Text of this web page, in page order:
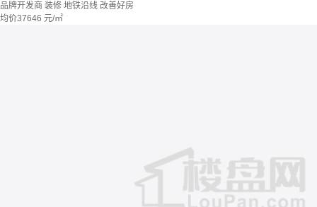
品牌开发商 装修 地铁沿线 改善好房
均价37646 元/㎡